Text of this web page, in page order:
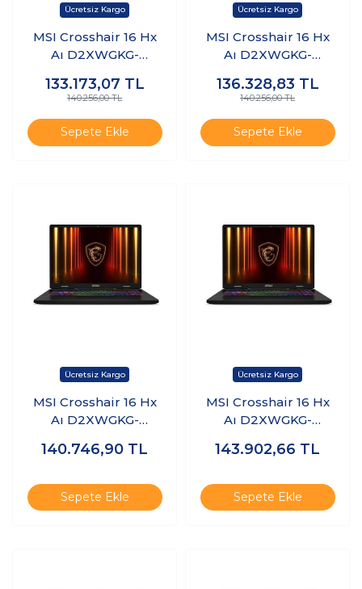
MSI Crosshair 16 Hx
Aı D2XWGKG-
275HX 24GB Ram
RTX5070 Freedos
K13
133.173,07 TL
140.256,00 TL
Sepete Ekle
MSI Crosshair 16 Hx
Aı D2XWGKG-
275HX 24GB Ram
RTX5070 Windows 11
Pro K14
136.328,83 TL
140.256,00 TL
Sepete Ekle
MSI Crosshair 16 Hx
Aı D2XWGKG-
275HX 32GB Ram 1tb
Freedos K21
140.746,90 TL
Sepete Ekle
MSI Crosshair 16 Hx
Aı D2XWGKG-
275HX 32GB Ram 1tb
Windows 11 Pro K22
143.902,66 TL
Sepete Ekle